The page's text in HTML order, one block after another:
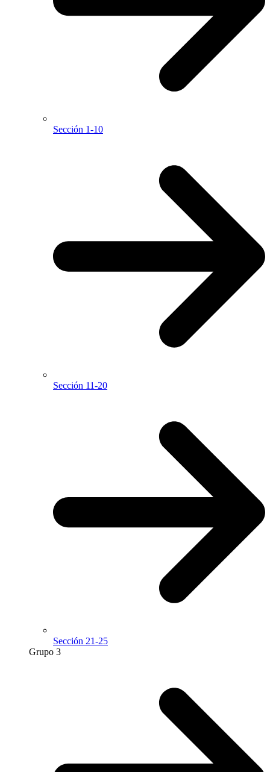
Sección 1-10
Sección 11-20
Sección 21-25
Grupo 3